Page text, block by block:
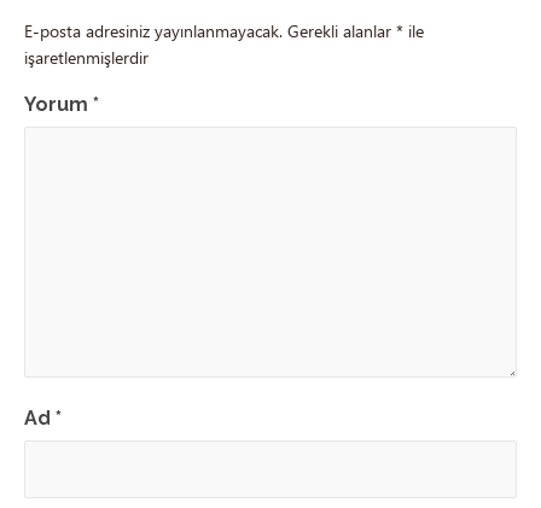
E-posta adresiniz yayınlanmayacak. Gerekli alanlar * ile
işaretlenmişlerdir
Yorum *
Ad *